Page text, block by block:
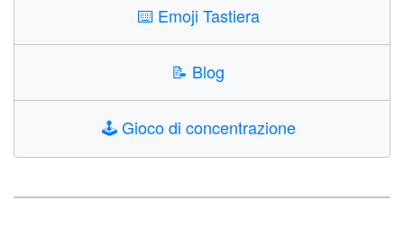
⌨️ Emoji Tastiera
📝 Blog
🕹️Gioco di concentrazione